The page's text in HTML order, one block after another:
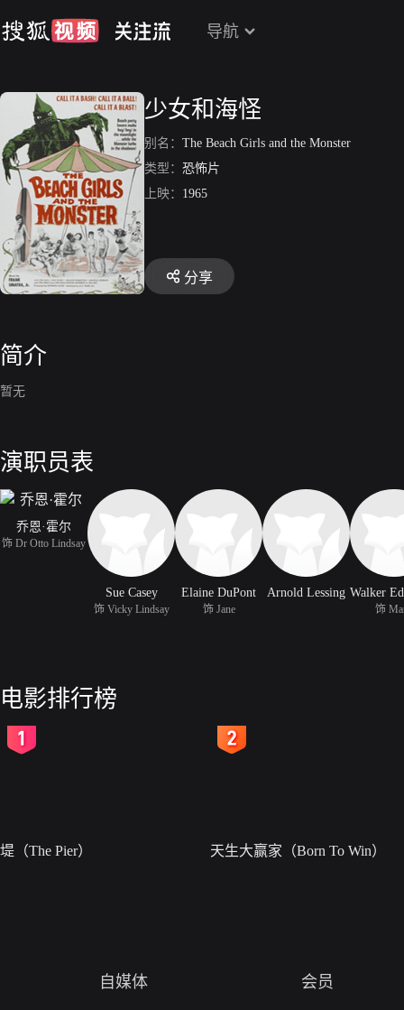
导航
少女和海怪
别名： The Beach Girls and the Monster
类型： 恐怖片
上映： 1965
分享
简介
暂无
演职员表
乔恩·霍尔
饰 Dr Otto Lindsay
Sue Casey
饰 Vicky Lindsay
Elaine DuPont
饰 Jane
Arnold Lessing
饰
电影排行榜
堤（The Pier） 天生大赢家（Born To Win）
自媒体 会员